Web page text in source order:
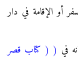
أو الإقامة في دار
في ( ( كتاب قصر